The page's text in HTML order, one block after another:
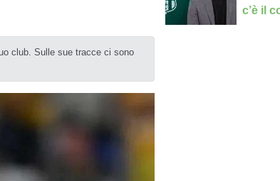
club. Sulle sue tracce ci sono
c’è il